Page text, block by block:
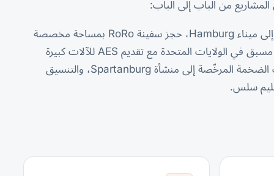
استلام من المصنع بنقل مسطّح متخصص إلى ميناء Hamburg، حجز سفينة RoRo بمساحة مخصصة
على السطح وخطة تثبيت، تخليص جمركي مسبق في الولايات المتحدة مع تقديم AES للآلات كبيرة
الحجم، توصيل الميل الأخير بنقل الحمولات الضخمة المرخّصة إلى منشأة Spartanburg، والتنسيق
سلس.